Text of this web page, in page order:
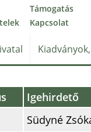
Támogatás
Kapcsolat
Igehirdető
Südyné